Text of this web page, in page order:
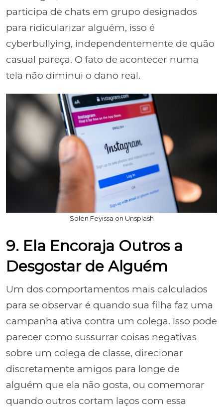
participa de chats em grupo designados
para ridicularizar alguém, isso é
cyberbullying, independentemente de quão
casual pareça. O fato de acontecer numa
tela não diminui o dano real.
Solen Feyissa on Unsplash
9. Ela Encoraja Outros a
Desgostar de Alguém
Um dos comportamentos mais calculados
para se observar é quando sua filha faz uma
campanha ativa contra um colega. Isso pode
parecer como sussurrar coisas negativas
sobre um colega de classe, direcionar
discretamente amigos para longe de
alguém que ela não gosta, ou comemorar
quando outros cortam laços com essa